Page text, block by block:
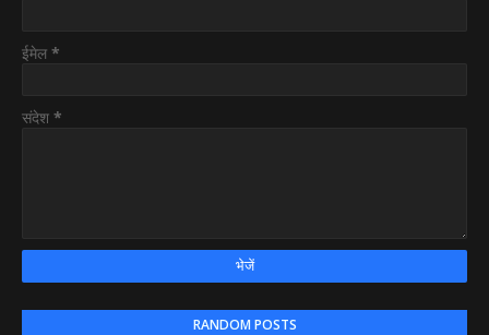
ईमेल *
संदेश *
RANDOM POSTS